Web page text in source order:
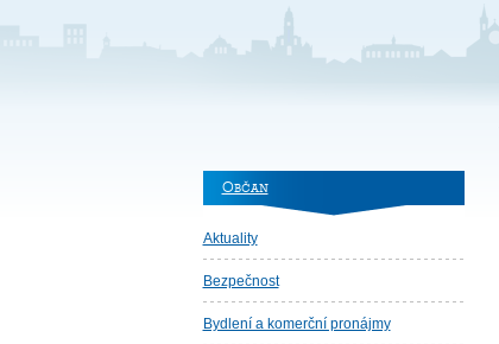
Občan
Aktuality
Bezpečnost
Bydlení a komerční pronájmy